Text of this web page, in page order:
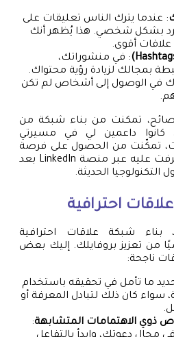
: عندما يترك الناس تعليقات على
بشكل شخصي. هذا يُظهر أنك
علاقات أقوى.
: في منشوراتك،
بمجالك لزيادة رؤية محتواك.
في الوصول إلى أشخاص لم تكن
تمكنت من بناء شبكة من
كانوا داعمين لي في مسيرتي
تمكّنت من الحصول على فرصة
عمل من خلال شخص تعرفت عليه عبر منصة LinkedIn بعد
الحديثة.
احترافية
بناء شبكة علاقات احترافية
من تعزيز بروفايلك. إليك بعض
ناجحة:
ما تأمل في تحقيقه باستخدام
سواء كان ذلك لتبادل المعرفة أو
ذوي الاهتمامات المتشابهة: